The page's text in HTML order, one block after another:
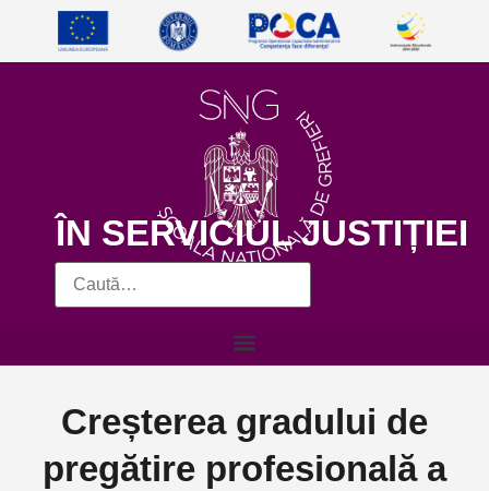
ÎN SERVICIUL JUSTIȚIEI
Creșterea gradului de
pregătire profesională a